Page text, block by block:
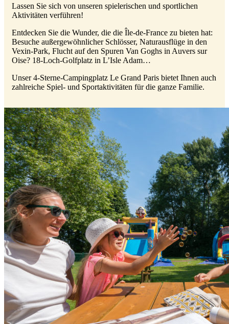
Lassen Sie sich von unseren spielerischen und sportlichen
Aktivitäten verführen!
Entdecken Sie die Wunder, die die Île-de-France zu bieten hat:
Besuche außergewöhnlicher Schlösser, Naturausflüge in den
Vexin-Park, Flucht auf den Spuren Van Goghs in Auvers sur
Oise? 18-Loch-Golfplatz in L’Isle Adam…
Unser 4-Sterne-Campingplatz Le Grand Paris bietet Ihnen auch
zahlreiche Spiel- und Sportaktivitäten für die ganze Familie.